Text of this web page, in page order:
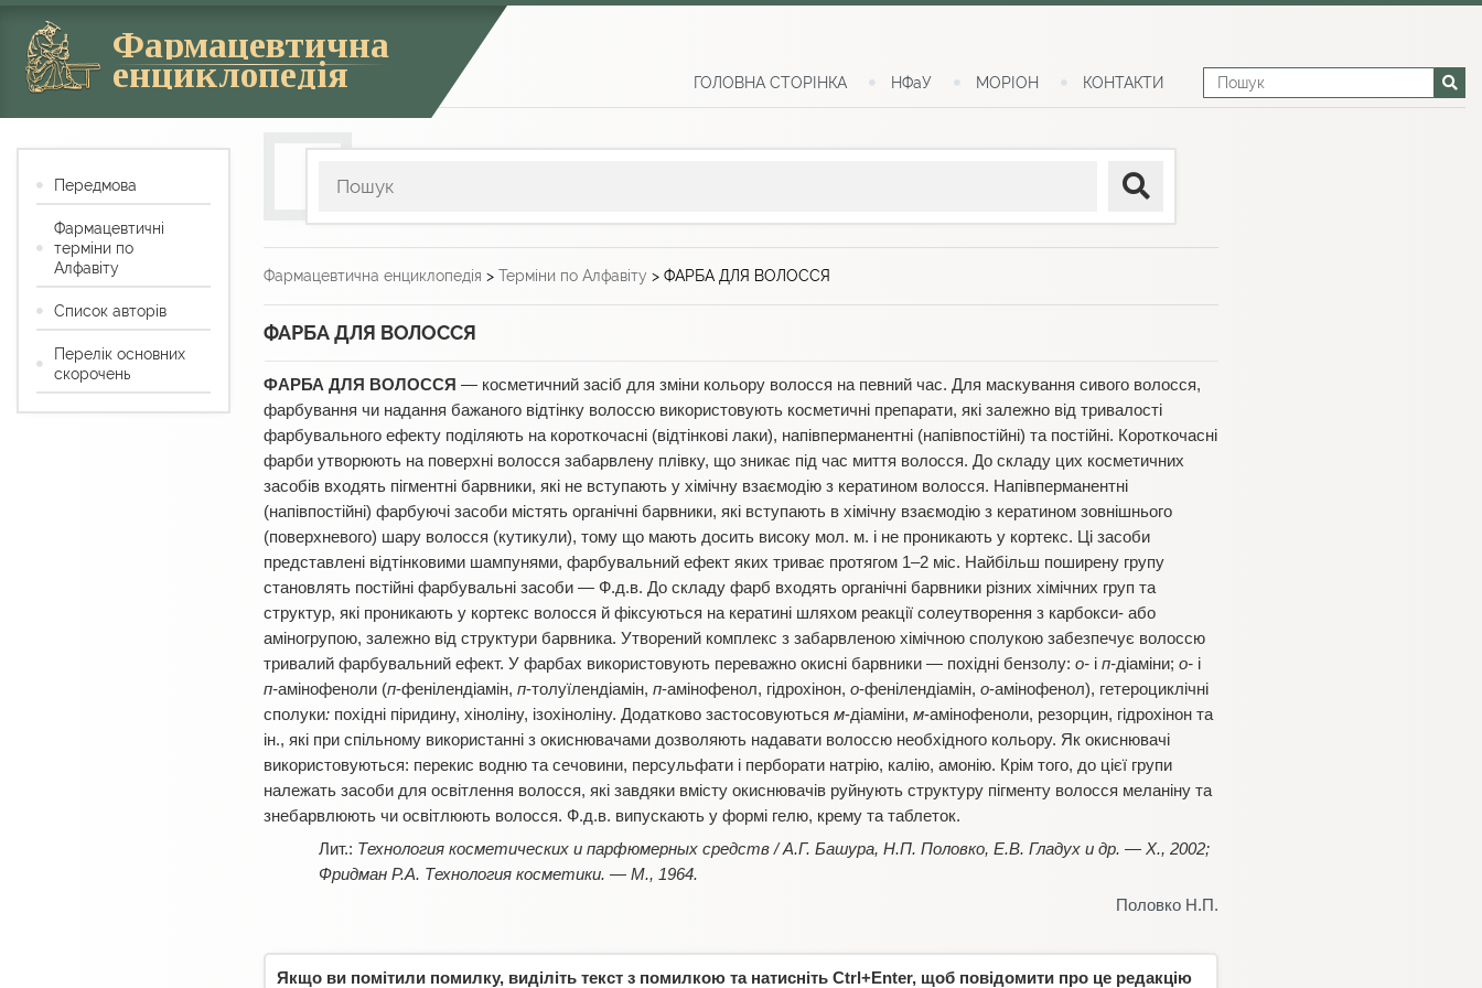
Фармацевтична
енциклопедія ГОЛОВНА СТОРІНКА НФаУ МОРІОН КОНТАКТИ
Фармацевтична енциклопедія > Терміни по Алфавіту > ФАРБА ДЛЯ ВОЛОССЯ
ФАРБА ДЛЯ ВОЛОССЯ
ФАРБА ДЛЯ ВОЛОССЯ — косметичний засіб для зміни кольору волосся на певний час. Для маскування сивого волосся,
фарбування чи надання бажаного відтінку волоссю використовують косметичні препарати, які залежно від тривалості
фарбувального ефекту поділяють на короткочасні (відтінкові лаки), напівперманентні (напівпостійні) та постійні. Короткочасні
фарби утворюють на поверхні волосся забарвлену плівку, що зникає під час миття волосся. До складу цих косметичних
засобів входять пігментні барвники, які не вступають у хімічну взаємодію з кератином волосся. Напівперманентні
(напівпостійні) фарбуючі засоби містять органічні барвники, які вступають в хімічну взаємодію з кератином зовнішнього
(поверхневого) шару волосся (кутикули), тому що мають досить високу мол. м. і не проникають у кортекс. Ці засоби
представлені відтінковими шампунями, фарбувальний ефект яких триває протягом 1–2 міс. Найбільш поширену групу
становлять постійні фарбувальні засоби — Ф.д.в. До складу фарб входять органічні барвники різних хімічних груп та
структур, які проникають у кортекс волосся й фіксуються на кератині шляхом реакції солеутворення з карбокси- або
аміногрупою, залежно від структури барвника. Утворений комплекс з забарвленою хімічною сполукою забезпечує волоссю
тривалий фарбувальний ефект. У фарбах використовують переважно окисні барвники — похідні бензолу: о- і п-діаміни; о- і
п-амінофеноли (п-фенілендіамін, п-толуїлендіамін, п-амінофенол, гідрохінон, о-фенілендіамін, о-амінофенол), гетероциклічні
сполуки: похідні піридину, хіноліну, ізохіноліну. Додатково застосовуються м-діаміни, м-амінофеноли, резорцин, гідрохінон та
ін., які при спільному використанні з окиснювачами дозволяють надавати волоссю необхідного кольору. Як окиснювачі
використовуються: перекис водню та сечовини, персульфати і перборати натрію, калію, амонію. Крім того, до цієї групи
належать засоби для освітлення волосся, які завдяки вмісту окиснювачів руйнують структуру пігменту волосся меланіну та
знебарвлюють чи освітлюють волосся. Ф.д.в. випускають у формі гелю, крему та таблеток.
Технология косметических и парфюмерных средств / А.Г. Башура, Н.П. Половко, Е.В. Гладух и др. — Х., 2002;
Фридман Р.А. Технология косметики. — М., 1964.
Половко Н.П.
Якщо ви помітили помилку, виділіть текст з помилкою та натисніть Ctrl+Enter, щоб повідомити про це редакцію
Передмова
Фармацевтичні
терміни по
Алфавіту
Список авторів
Перелік основних
скорочень